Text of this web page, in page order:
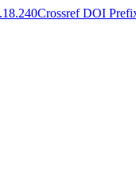
Crossref DOI